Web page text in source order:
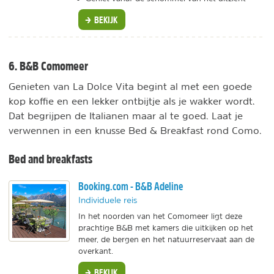
BEKIJK
6. B&B Comomeer
Genieten van La Dolce Vita begint al met een goede
kop koffie en een lekker ontbijtje als je wakker wordt.
Dat begrijpen de Italianen maar al te goed. Laat je
verwennen in een knusse Bed & Breakfast rond Como.
Bed and breakfasts
Booking.com - B&B Adeline
Individuele reis
In het noorden van het Comomeer ligt deze
prachtige B&B met kamers die uitkijken op het
meer, de bergen en het natuurreservaat aan de
overkant.